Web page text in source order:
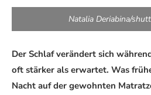
Natalia Deriabina/
Der Schlaf verändert sich
oft stärker als erwartet. Was
Nacht auf der gewohnten